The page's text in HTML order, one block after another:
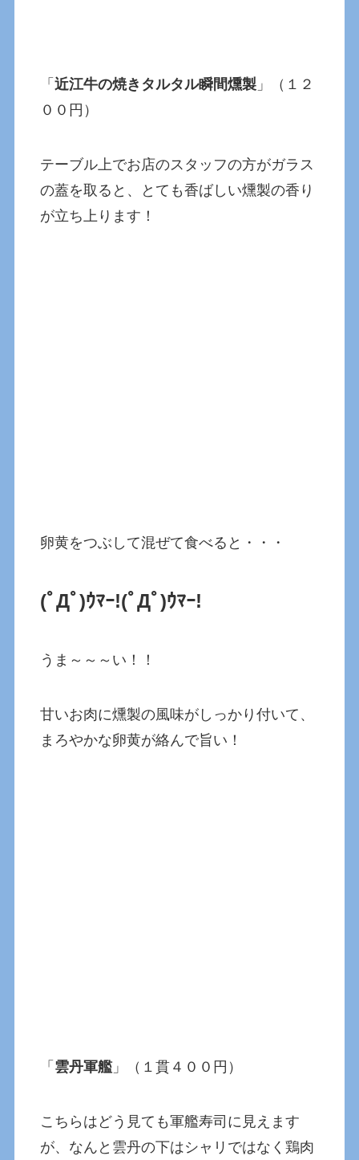
「近江牛の焼きタルタル瞬間燻製 」（１２
００円）
テーブル上でお店のスタッフの方がガラス
の蓋を取ると、とても香ばしい燻製の香り
が立ち上ります！
卵黄をつぶして混ぜて食べると・・・
(ﾟДﾟ)ｳﾏｰ!(ﾟДﾟ)ｳﾏｰ!
うま～～～い！！
甘いお肉に燻製の風味がしっかり付いて、
まろやかな卵黄が絡んで旨い！
「 雲丹軍艦」（１貫４００円）
こちらはどう見ても軍艦寿司に見えます
が、なんと雲丹の下はシャリではなく鶏肉